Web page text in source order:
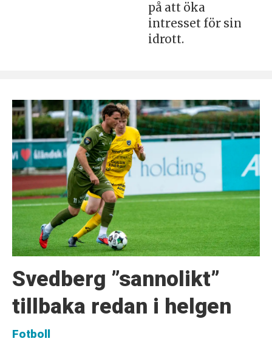
på att öka
intresset för sin
idrott.
Svedberg ”sannolikt”
tillbaka redan i helgen
Fotboll